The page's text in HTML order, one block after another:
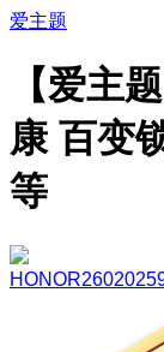
爱主题
【爱主
康 百变
等